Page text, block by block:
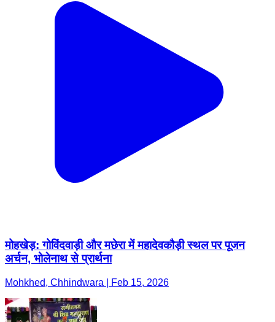
मोहखेड़: गोविंदवाड़ी और मछेरा में महादेवकौड़ी स्थल पर पूजन
अर्चन, भोलेनाथ से प्रार्थना
Mohkhed, Chhindwara | Feb 15, 2026